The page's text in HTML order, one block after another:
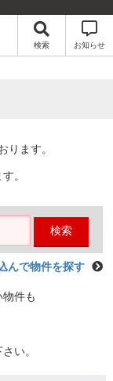
検索 お知らせ
ります。
。
検索
んで物件を探す
件も
い。